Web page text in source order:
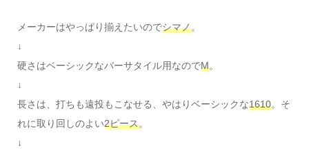
メーカーはやっぱり揃えたいのでシマノ。
↓
硬さはベーシックなバーサタイル用なのでM。
↓
長さは、打ちも遠投もこなせる、やはりベーシックな1610。そ
れに取り回しのよい2ピース。
↓